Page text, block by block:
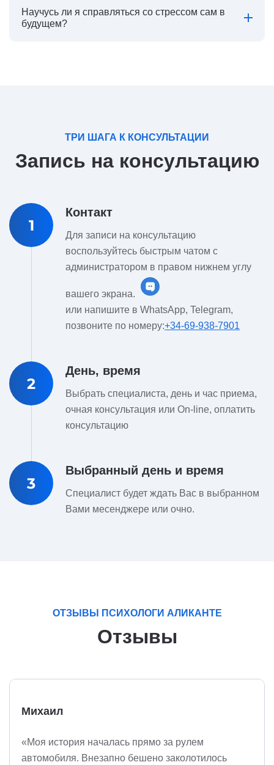
Научусь ли я справляться со стрессом сам в
будущем?
ТРИ ШАГА К КОНСУЛЬТАЦИИ
Запись на консультацию
1
Контакт
Для записи на консультацию
воспользуйтесь быстрым чатом с
администратором в правом нижнем углу
вашего экрана.
или напишите в WhatsApp, Telegram,
позвоните по номеру:+34-69-938-7901
2
День, время
Выбрать специалиста, день и час приема,
очная консультация или On-line, оплатить
консультацию
3
Выбранный день и время
Специалист будет ждать Вас в выбранном
Вами месенджере или очно.
ОТЗЫВЫ ПСИХОЛОГИ АЛИКАНТЕ
Отзывы
Михаил
«Моя история началась прямо за рулем
автомобиля. Внезапно бешено заколотилось